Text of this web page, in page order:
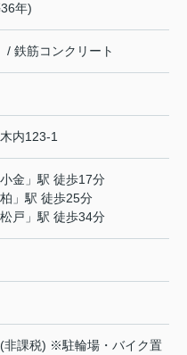
年)
鉄筋コンクリート
内123-1
金 」駅 徒歩17分
」駅 徒歩25分
戸 」駅 徒歩34分
課税) ※駐輪場・バイク置